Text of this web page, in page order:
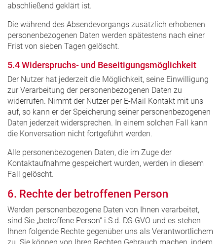
abschließend geklärt ist.
Die während des Absendevorgangs zusätzlich erhobenen
personenbezogenen Daten werden spätestens nach einer
Frist von sieben Tagen gelöscht.
5.4 Widerspruchs- und Beseitigungsmöglichkeit
Der Nutzer hat jederzeit die Möglichkeit, seine Einwilligung
zur Verarbeitung der personenbezogenen Daten zu
widerrufen. Nimmt der Nutzer per E-Mail Kontakt mit uns
auf, so kann er der Speicherung seiner personenbezogenen
Daten jederzeit widersprechen. In einem solchen Fall kann
die Konversation nicht fortgeführt werden.
Alle personenbezogenen Daten, die im Zuge der
Kontaktaufnahme gespeichert wurden, werden in diesem
Fall gelöscht.
6. Rechte der betroffenen Person
Werden personenbezogene Daten von Ihnen verarbeitet,
sind Sie „betroffene Person“ i.S.d. DS-GVO und es stehen
Ihnen folgende Rechte gegenüber uns als Verantwortlichem